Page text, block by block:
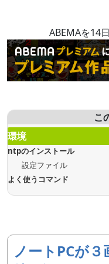
ABEMAを14
こ
環境
ntpのインストール
設定ファイル
よく使うコマンド
ノートPCが３